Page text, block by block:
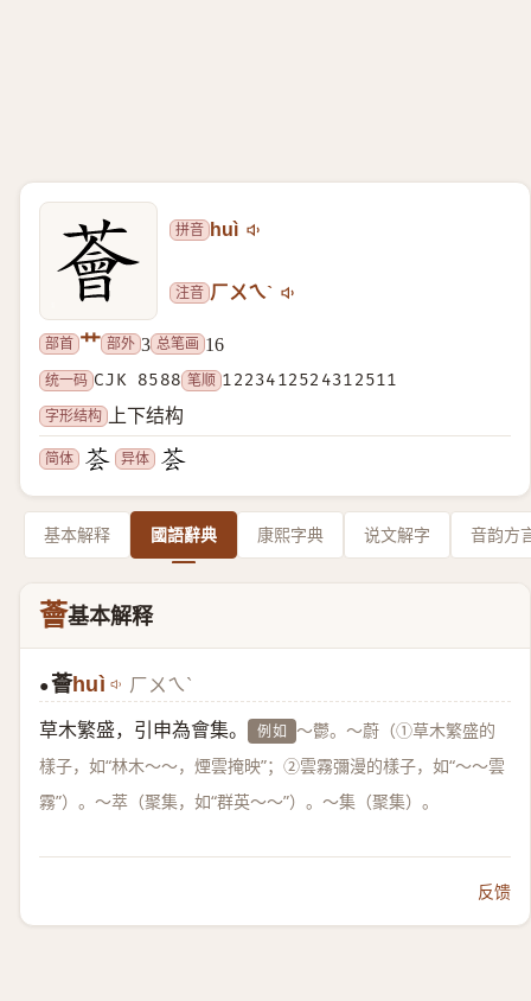
拼音 huì
注音 ㄏㄨㄟˋ
部首 艹 部外 3 总笔画 16
统一码 CJK 8588 笔顺 1223412524312511
字形结构
上下结构
简体 异体
基本解释 國語辭典 康熙字典 说文解字 音韵方
薈基本解释
●薈huì ㄏㄨㄟˋ
草木繁盛，引申為會集。 例如 ～鬱。～蔚（①草木繁盛的
樣子，如“林木～～，煙雲掩映”；②雲霧彌漫的樣子，如“～～雲
霧”）。～萃（聚集，如“群英～～”）。～集（聚集）。
反馈